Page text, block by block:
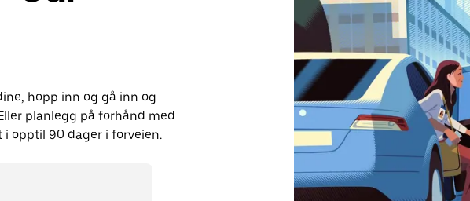
hopp inn og gå inn og
planlegg på forhånd med
i opptil 90 dager i forveien.